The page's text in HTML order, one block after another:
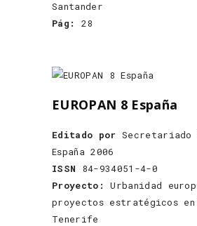
Santander
Pág:
28
EUROPAN 8 España
Editado por Secretariado
España 2006
ISSN 84-934051-4-0
Proyecto:
Urbanidad
proyectos estratégicos en
Tenerife